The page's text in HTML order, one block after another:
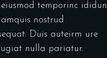
temporinc
nostrud
Duis auteirm ure
nulla pariatur.